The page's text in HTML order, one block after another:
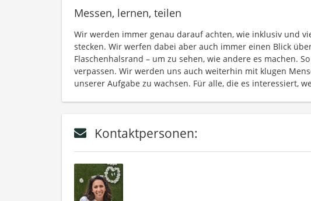
Messen, lernen, teilen
Wir werden immer genau darauf achten, wie inklusiv und
stecken. Wir werfen dabei aber auch immer einen Blick
Flaschenhalsrand – um zu sehen, wie andere es machen.
verpassen. Wir werden uns auch weiterhin mit klugen
unserer Aufgabe zu wachsen. Für alle, die es interessiert,
Kontaktpersonen: